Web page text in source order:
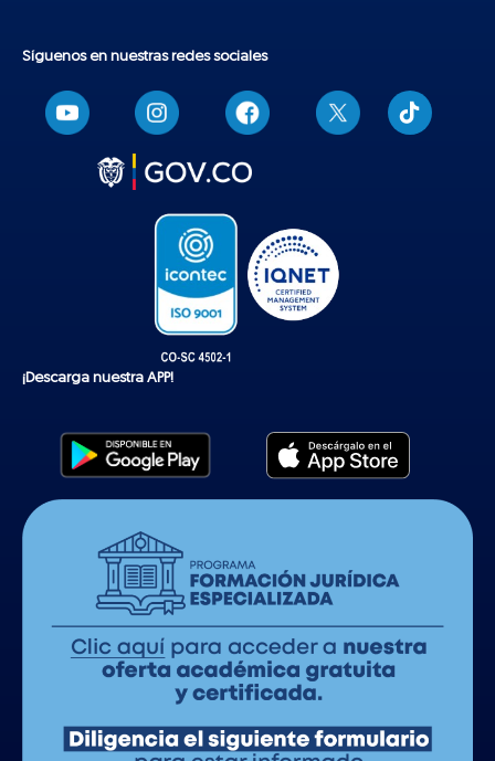
Síguenos en nuestras redes sociales
T
i
k
¡Descarga nuestra APP!